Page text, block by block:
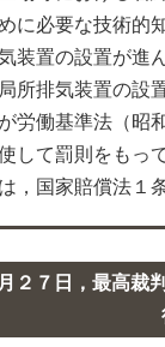
に必要な技術的
装置の設置が進
所排気装置の設
労働基準法（昭
して罰則をもっ
，国家賠償法１
２７日，最高